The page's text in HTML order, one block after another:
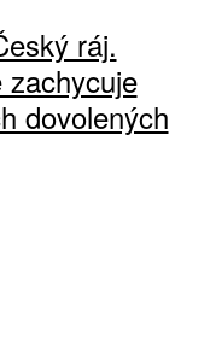
ráj.
zachycuje
dovolených